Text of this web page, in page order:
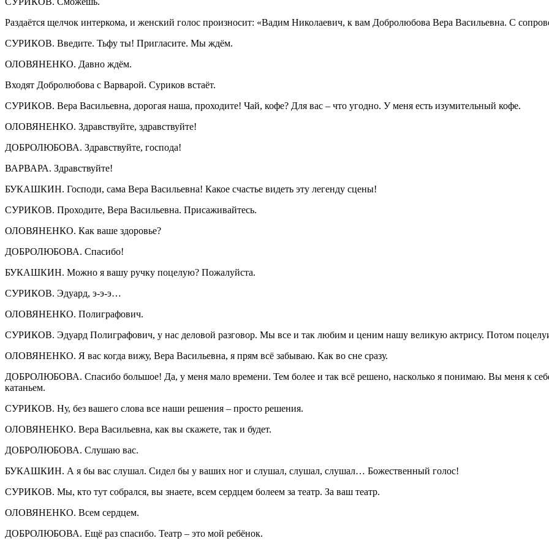
Раздаётся щелчок интеркома, и женский голос произносит: «Вадим Николаевич, к вам Добролюбова Вера Васильевна. С
СУРИКОВ. Введите. Тьфу ты! Пригласите. Мы ждём.
ОЛОВЯНЕНКО. Давно ждём.
Входят Добролюбова с Варварой. Суриков встаёт.
СУРИКОВ. Вера Васильевна, дорогая наша, проходите! Чай, кофе? Для вас – что угодно. У меня есть изумительный кофе.
ОЛОВЯНЕНКО. Здравствуйте, здравствуйте!
ДОБРОЛЮБОВА. Здравствуйте, господа!
ВАРВАРА. Здравствуйте!
БУКАШКИН. Господи, сама Вера Васильевна! Какое счастье видеть эту легенду сцены!
СУРИКОВ. Проходите, Вера Васильевна. Присаживайтесь.
ОЛОВЯНЕНКО. Как ваше здоровье?
ДОБРОЛЮБОВА. Спасибо!
БУКАШКИН. Можно я вашу ручку поцелую? Пожалуйста.
СУРИКОВ. Эдуард, э-э-э…
ОЛОВЯНЕНКО. Полиграфович.
СУРИКОВ. Эдуард Полиграфович, у нас деловой разговор. Мы все и так любим и ценим нашу великую актрису. Потом
ОЛОВЯНЕНКО. Я вас когда вижу, Вера Васильевна, я прям всё забываю. Как во сне сразу.
ДОБРОЛЮБОВА. Спасибо большое! Да, у меня мало времени. Тем более и так всё решено, насколько я понимаю. Вы меня к
катаньем.
СУРИКОВ. Ну, без вашего слова все наши решения – просто решения.
ОЛОВЯНЕНКО. Вера Васильевна, как вы скажете, так и будет.
ДОБРОЛЮБОВА. Слушаю вас.
БУКАШКИН. А я бы вас слушал. Сидел бы у ваших ног и слушал, слушал, слушал… Божественный голос!
СУРИКОВ. Мы, кто тут собрался, вы знаете, всем сердцем болеем за театр. За ваш театр.
ОЛОВЯНЕНКО. Всем сердцем.
ДОБРОЛЮБОВА. Ещё раз спасибо. Театр – это мой ребёнок.